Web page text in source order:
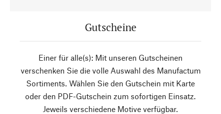
Gutscheine
Einer für alle(s): Mit unseren Gutscheinen
verschenken Sie die volle Auswahl des Manufactum
Sortiments. Wählen Sie den Gutschein mit Karte
oder den PDF-Gutschein zum sofortigen Einsatz.
Jeweils verschiedene Motive verfügbar.